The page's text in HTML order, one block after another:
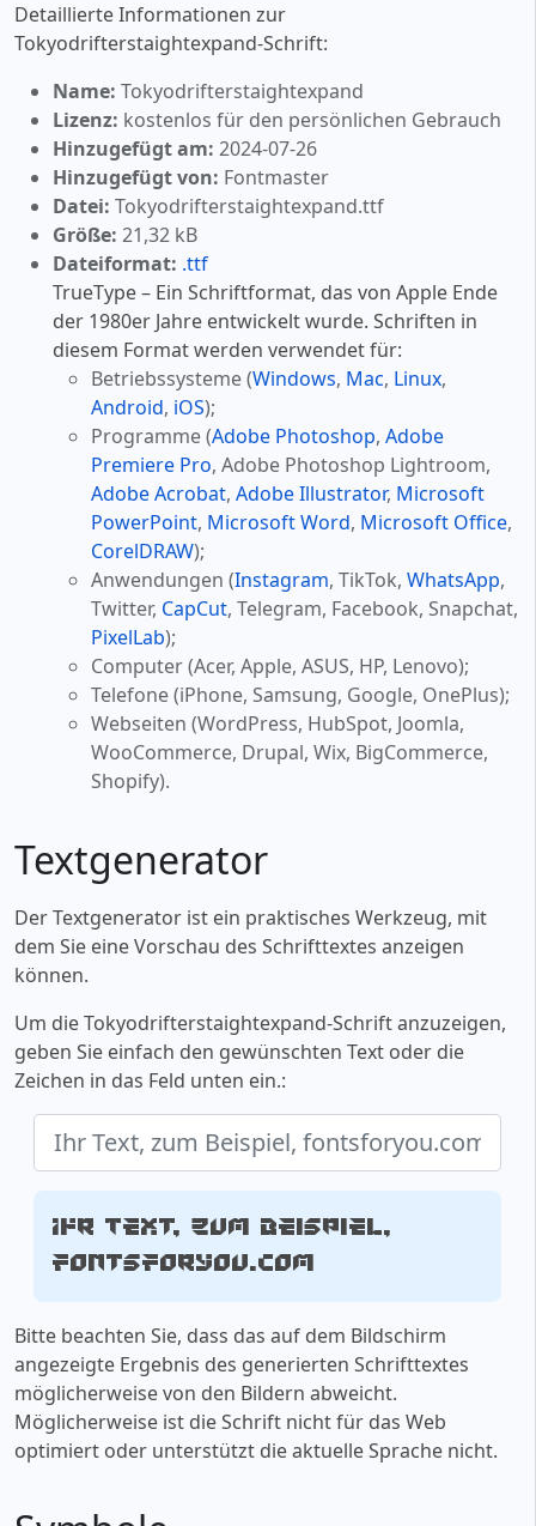
Detaillierte Informationen zur
Tokyodrifterstaightexpand-Schrift:
Name: Tokyodrifterstaightexpand
Lizenz: kostenlos für den persönlichen Gebrauch
Hinzugefügt am: 2024-07-26
Hinzugefügt von: Fontmaster
Datei: Tokyodrifterstaightexpand.ttf
Größe: 21,32 kB
Dateiformat: .ttf
TrueType – Ein Schriftformat, das von Apple Ende
der 1980er Jahre entwickelt wurde. Schriften in
diesem Format werden verwendet für:
Betriebssysteme (Windows, Mac, Linux,
Android, iOS);
Programme (Adobe Photoshop, Adobe
Premiere Pro, Adobe Photoshop Lightroom,
Adobe Acrobat, Adobe Illustrator, Microsoft
PowerPoint, Microsoft Word, Microsoft Office,
CorelDRAW);
Anwendungen (Instagram, TikTok, WhatsApp,
Twitter, CapCut, Telegram, Facebook, Snapchat,
PixelLab);
Computer (Acer, Apple, ASUS, HP, Lenovo);
Telefone (iPhone, Samsung, Google, OnePlus);
Webseiten (WordPress, HubSpot, Joomla,
WooCommerce, Drupal, Wix, BigCommerce,
Shopify).
Textgenerator
Der Textgenerator ist ein praktisches Werkzeug, mit
dem Sie eine Vorschau des Schrifttextes anzeigen
können.
Um die Tokyodrifterstaightexpand-Schrift anzuzeigen,
geben Sie einfach den gewünschten Text oder die
Zeichen in das Feld unten ein.:
Ihr Text, zum Beispiel,
fontsforyou.com
Bitte beachten Sie, dass das auf dem Bildschirm
angezeigte Ergebnis des generierten Schrifttextes
möglicherweise von den Bildern abweicht.
Möglicherweise ist die Schrift nicht für das Web
optimiert oder unterstützt die aktuelle Sprache nicht.